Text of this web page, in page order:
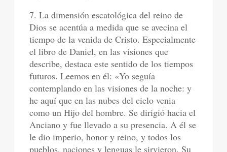
7. La dimensión escatológica del reino de
Dios se acentúa a medida que se avecina el
tiempo de la venida de Cristo. Especialmente
el libro de Daniel, en las visiones que
describe, destaca este sentido de los tiempos
futuros. Leemos en él: «Yo seguía
contemplando en las visiones de la noche: y
he aquí que en las nubes del cielo venia
como un Hijo del hombre. Se dirigió hacia el
Anciano y fue llevado a su presencia. A él se
le dio imperio, honor y reino, y todos los
pueblos, naciones y lenguas le sirvieron. Su